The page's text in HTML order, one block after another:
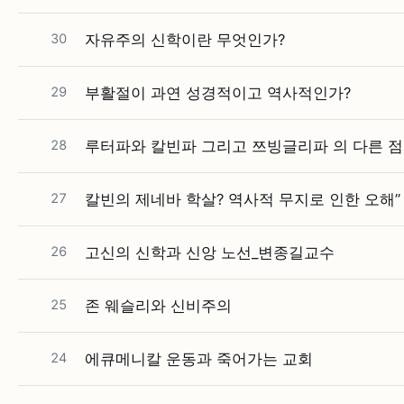
30 자유주의 신학이란 무엇인가?
29 부활절이 과연 성경적이고 역사적인가?
28 루터파와 칼빈파 그리고 쯔빙글리파 의 다른
27 칼빈의 제네바 학살? 역사적 무지로 인한 오해”
26 고신의 신학과 신앙 노선_변종길교수
25 존 웨슬리와 신비주의
24 에큐메니칼 운동과 죽어가는 교회